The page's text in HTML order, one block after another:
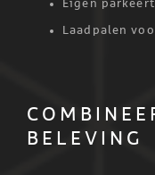
Eigen
Laadpalen
BELEVING